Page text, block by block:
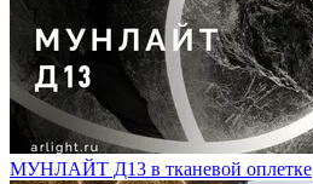
МУНЛАЙТ Д13 в тканевой оплетке